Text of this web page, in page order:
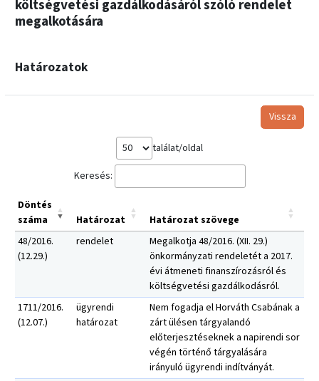
költségvetési gazdálkodásáról szóló rendelet
megalkotására
Határozatok
Vissza
találat/oldal
Keresés:
Döntés
száma
Határozat
Határozat szövege
48/2016.
(12.29.)
rendelet
Megalkotja 48/2016. (XII. 29.)
önkormányzati rendeletét a 2017.
évi átmeneti finanszírozásról és
költségvetési gazdálkodásról.
1711/2016.
(12.07.)
ügyrendi
határozat
Nem fogadja el Horváth Csabának a
zárt ülésen tárgyalandó
előterjesztéseknek a napirendi sor
végén történő tárgyalására
irányuló ügyrendi indítványát.